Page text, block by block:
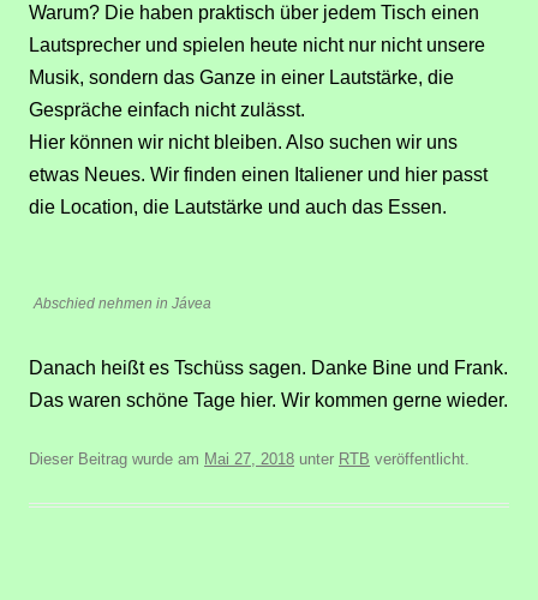
Warum? Die haben praktisch über jedem Tisch einen
Lautsprecher und spielen heute nicht nur nicht unsere
Musik, sondern das Ganze in einer Lautstärke, die
Gespräche einfach nicht zulässt.
Hier können wir nicht bleiben. Also suchen wir uns
etwas Neues. Wir finden einen Italiener und hier passt
die Location, die Lautstärke und auch das Essen.
Abschied nehmen in Jávea
Danach heißt es Tschüss sagen. Danke Bine und Frank.
Das waren schöne Tage hier. Wir kommen gerne wieder.
Dieser Beitrag wurde am Mai 27, 2018 unter RTB veröffentlicht.